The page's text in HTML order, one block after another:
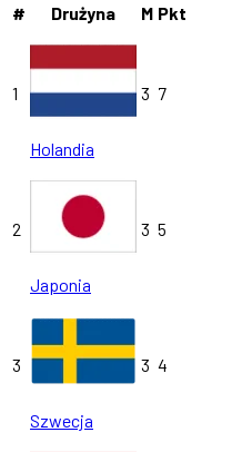
#
Drużyna M Pkt
1
Holandia
3 7
2
Japonia
3 5
3
Szwecja
3 4